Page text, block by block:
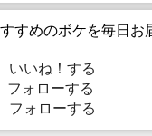
すめのボケを毎日お
いいね！する
ォローする
フォローする